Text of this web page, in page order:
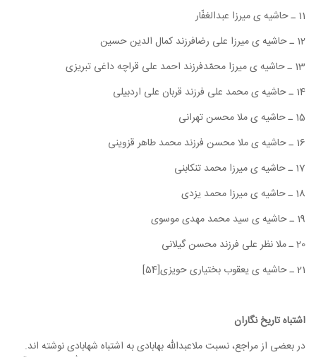
11 ـ حاشیه ی میرزا عبدالغفّار
12 ـ حاشیه ی میرزا علی رضافرزند کمال الدین حسین
13 ـ حاشیه ی میرزا محمّدفرزند احمد علی قراچه داغی تبریزی
14 ـ حاشیه ی محمد علی فرزند قربان علی اردبیلی
15 ـ حاشیه ی ملا محسن تهرانی
16 ـ حاشیه ی ملا محسن فرزند محمد طاهر قزوینی
17 ـ حاشیه ی میرزا محمد تنکابنی
18 ـ حاشیه ی میرزا محمد یزدی
19 ـ حاشیه ی سید محمد مهدی موسوی
20 ـ ملا نظر علی فرزند محسن گیلانی
21 ـ حاشیه ی یعقوب بختیاری حویزی[54]
اشتباه تاریخ نگاران
در بعضی از مراجع، نسبت ملاعبدالله بهابادی به اشتباه شهابادی نوشته اند.